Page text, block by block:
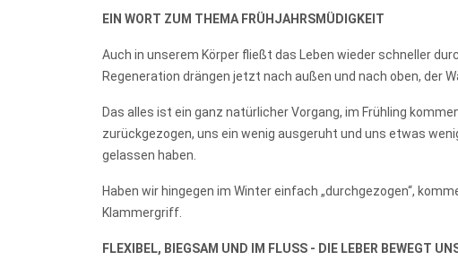
EIN WORT ZUM THEMA FRÜHJAHRSMÜDIGKEIT
Auch in unserem Körper fließt das Leben wieder schneller
Regeneration drängen jetzt nach außen und nach oben, der
Das alles ist ein ganz natürlicher Vorgang, im Frühling
zurückgezogen, uns ein wenig ausgeruht und uns etwas
gelassen haben.
Haben wir hingegen im Winter einfach „durchgezogen“,
Klammergriff.
FLEXIBEL, BIEGSAM UND IM FLUSS - DIE LEBER BEWEGT